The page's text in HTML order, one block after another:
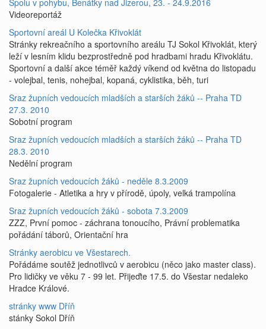
Spolu v pohybu, Benátky nad Jizerou, 23. - 24.9.2016
Videoreportáž
Sportovní areál U Kolečka Křivoklát
Stránky rekreačního a sportovního areálu TJ Sokol Křivoklát, který
leží v lesním klidu bezprostředně pod hradbami hradu Křivoklátu.
Sportovní a další akce téměř každý víkend od května do listopadu
- volejbal, tenis, nohejbal, kopaná, cyklistika, běh, turi
Sraz župních vedoucích mladších a starších žáků -- Praha TD
27.3. 2010
Sobotní program
Sraz župních vedoucích mladších a starších žáků -- Praha TD
28.3. 2010
Nedělní program
Sraz župních vedoucích žáků - neděle 8.3.2009
Fotogalerie - Atletika a hry v přírodě, úpoly, velká trampolína
Sraz župních vedoucích žáků - sobota 7.3.2009
ZZZ, První pomoc - záchrana tonoucího, Právní problematika
pořádání táborů, Orientační hra
Stránky aerobicu ve Všestarech.
Pořádáme soutěž jednotlivců v aerobicu (něco jako master class).
Pro lidičky ve věku 7 - 99 let. Přijeďte 17.5. do Všestar nedaleko
Hradce Králové.
stránky www Dříň
stánky Sokol Dříň